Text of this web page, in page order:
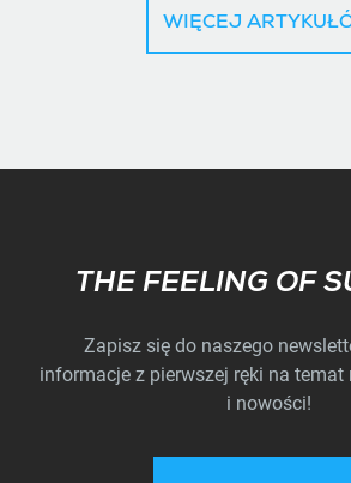
WIĘCEJ
Subscribe
THE FEELING OF
Zapisz się do naszego
informacje z pierwszej ręki na
i nowości!